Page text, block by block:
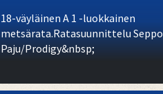
18-väyläinen A 1 -luokkainen
metsärata.Ratasuunnittelu Seppo
Paju/Prodigy&nbsp;